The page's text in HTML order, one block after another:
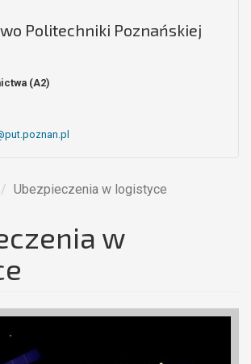
Politechniki Poznańskiej
(A2)
Ubezpieczenia w logistyce
w